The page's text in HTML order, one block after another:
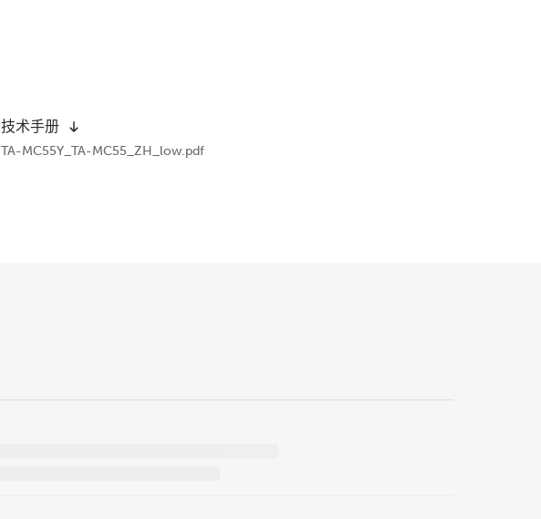
技术手册
TA-MC55Y_TA-MC55_ZH_low.pdf